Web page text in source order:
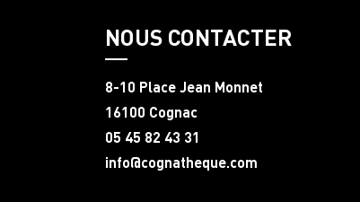
NOUS CONTACTER
8-10 Place Jean Monnet
16100 Cognac
05 45 82 43 31
info@cognatheque.com